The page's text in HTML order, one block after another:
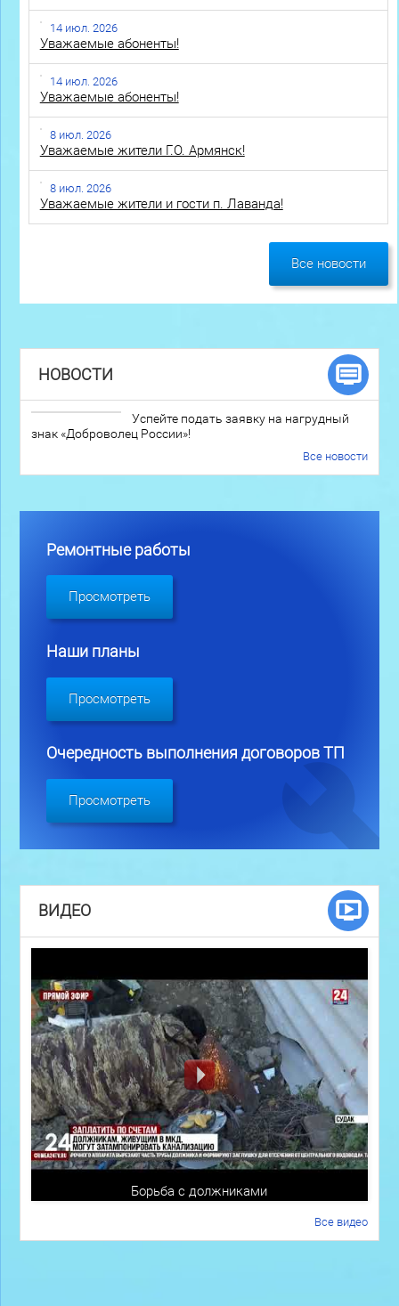
14 июл. 2026
Уважаемые абоненты!
14 июл. 2026
Уважаемые абоненты!
8 июл. 2026
Уважаемые жители Г.О. Армянск!
8 июл. 2026
Уважаемые жители и гости п. Лаванда!
Все новости
НОВОСТИ
Успейте подать заявку на нагрудный
знак «Доброволец России»!
Все новости
Ремонтные работы
Просмотреть
Наши планы
Просмотреть
Очередность выполнения договоров ТП
Просмотреть
ВИДЕО
Борьба с должниками
Все видео